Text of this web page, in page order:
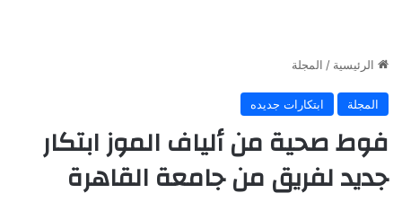
الرئيسية / المجلة
المجلة ابتكارات جديده
فوط صحية من ألياف الموز ابتكار
جديد لفريق من جامعة القاهرة